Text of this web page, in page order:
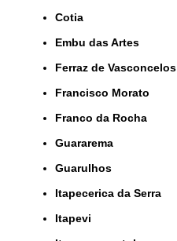
Cotia
Embu das Artes
Ferraz de Vasconcelos
Francisco Morato
Franco da Rocha
Guararema
Guarulhos
Itapecerica da Serra
Itapevi